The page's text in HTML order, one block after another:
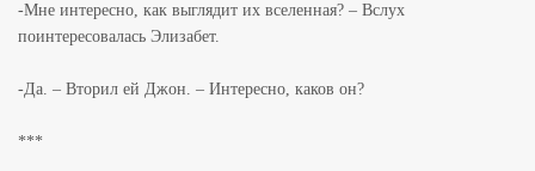
-Мне интересно, как выглядит их вселенная? – Вслух
поинтересовалась Элизабет.
-Да. – Вторил ей Джон. – Интересно, каков он?
***